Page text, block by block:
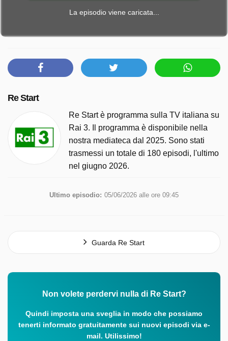
La episodio viene caricata...
Re Start
Re Start è programma sulla TV italiana su
Rai 3. Il programma è disponibile nella
nostra mediateca dal 2025. Sono stati
trasmessi un totale di 180 episodi, l'ultimo
nel giugno 2026.
Ultimo episodio: 05/06/2026 alle ore 09:45
Guarda Re Start
Non volete perdervi nulla di Re Start?
Quindi imposta una sveglia in modo che possiamo
tenerti informato gratuitamente sui nuovi episodi via e-
mail. Utilissimo!